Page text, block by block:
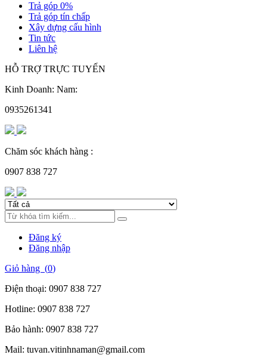
Trả góp 0%
Trả góp tín chấp
Xây dựng cấu hình
Tin tức
Liên hệ
HỖ TRỢ TRỰC TUYẾN
Kinh Doanh: Nam:
0935261341
Chăm sóc khách hàng :
0907 838 727
Đăng ký
Đăng nhập
Giỏ hàng (0)
Điện thoại: 0907 838 727
Hotline: 0907 838 727
Bảo hành: 0907 838 727
Mail: tuvan.vitinhnaman@gmail.com